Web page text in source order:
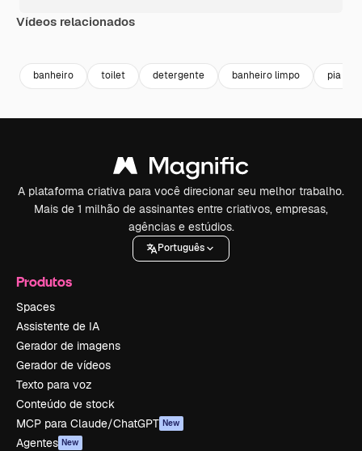
Vídeos relacionados
banheiro toilet detergente banheiro limpo pia
A plataforma criativa para você direcionar seu melhor trabalho.
Mais de 1 milhão de assinantes entre criativos, empresas,
agências e estúdios.
Português
Produtos
Spaces
Assistente de IA
Gerador de imagens
Gerador de vídeos
Texto para voz
Conteúdo de stock
MCP para Claude/ChatGPT New
Agentes New